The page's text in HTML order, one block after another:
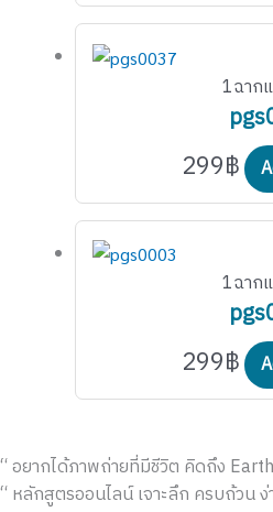
1ฉาก
299฿
1ฉาก
299฿
“ อยากได้ภาพถ่ายที่มีชีวิต คิดถึง
“ หลักสูตรออนไลน์ เจาะลึก ครบถ้วน